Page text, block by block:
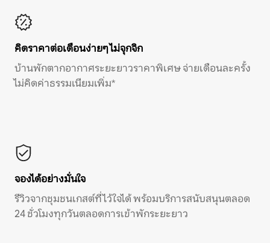
คิดราคาต่อเดือนง่ายๆ ไม่จุกจิก
บ้านพักตากอากาศระยะยาวราคาพิเศษ จ่ายเดือนละครั้ง
ไม่คิดค่าธรรมเนียมเพิ่ม*
จองได้อย่างมั่นใจ
รีวิวจากชุมชนเกสต์ที่ไว้ใจได้ พร้อมบริการสนับสนุนตลอด
24 ชั่วโมงทุกวันตลอดการเข้าพักระยะยาว